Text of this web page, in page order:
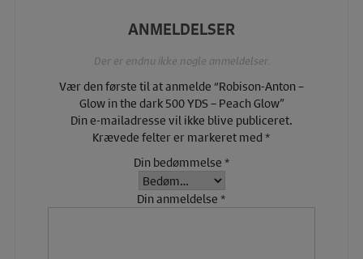
ANMELDELSER
Der er endnu ikke nogle anmeldelser.
Vær den første til at anmelde “Robison-Anton –
Glow in the dark 500 YDS – Peach Glow”
Din e-mailadresse vil ikke blive publiceret.
Krævede felter er markeret med *
Din bedømmelse *
Din anmeldelse *